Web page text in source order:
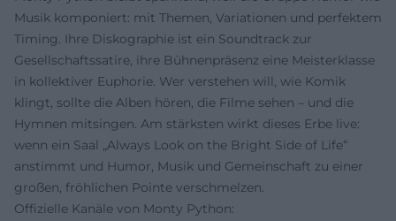
Musik komponiert: mit Themen, Variationen und perfektem
Timing. Ihre Diskographie ist ein Soundtrack zur
Gesellschaftssatire, ihre Bühnenpräsenz eine Meisterklasse
in kollektiver Euphorie. Wer verstehen will, wie Komik
klingt, sollte die Alben hören, die Filme sehen – und die
Hymnen mitsingen. Am stärksten wirkt dieses Erbe live:
wenn ein Saal „Always Look on the Bright Side of Life“
anstimmt und Humor, Musik und Gemeinschaft zu einer
großen, fröhlichen Pointe verschmelzen.
Offizielle Kanäle von Monty Python: